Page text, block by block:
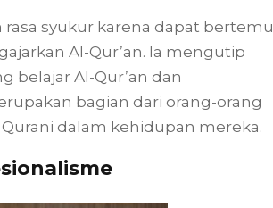
syukur karena dapat bertemu
Al-Qur’an. Ia mengutip
belajar Al-Qur’an dan
bagian dari orang-orang
dalam kehidupan mereka.